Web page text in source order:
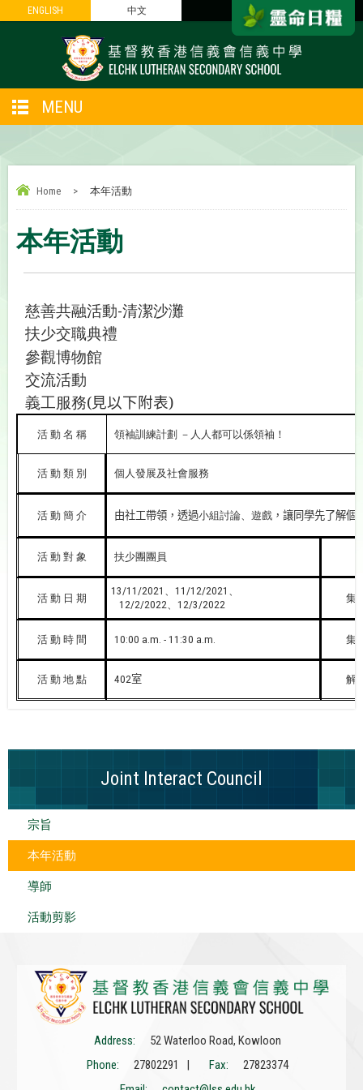
ENGLISH 中文
ENGLISH 中文
MENU
Home > 本年活動
本年活動
慈善共融活動-清潔沙灘
扶少交職典禮
參觀博物館
交流活動
義工服務(見以下附表)
活動 名 稱 領袖訓練計劃 －人人都可以係領袖！
活動 類 別 個人發展及社會服務
活動 簡介 由社工帶領，透過小組討論、遊戲 ，讓同學先了解個
活動 對象 扶少團團員
活動 日 期 13/11/2021 、 11/12/2021 、
12/2/2022、12/3/2022 集
活動 時間 10:00 a.m. - 11:30 a.m. 集
活動 地點 402室 解
Joint Interact Council
宗旨
本年活動
導師
活動剪影
Address:
52 Waterloo Road, Kowloon
Phone:
27802291 | Fax:
27823374